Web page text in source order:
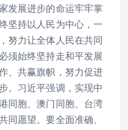
发展进步的命运牢牢掌
坚持以人民为中心，一
努力让全体人民在共同
须始终坚持走和平发展
、共赢旗帜，努力促进
。习近平强调，实现中
同胞、澳门同胞、台湾
同愿望。要全面准确、